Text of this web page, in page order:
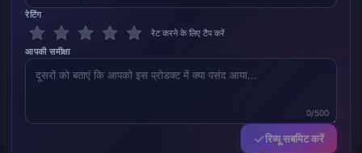
रेटिंग
रेट करने के लिए टैप करें
आपकी समीक्षा
0/500
रिव्यू सबमिट करें